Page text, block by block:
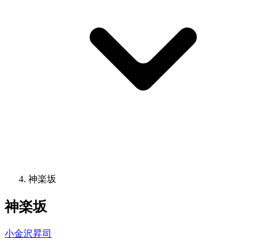
神楽坂
神楽坂
小金沢昇司